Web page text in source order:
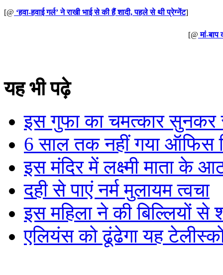
[@ ‘हवा-हवाई गर्ल’ ने राखी भाई से की हैं शादी, पहले से थी प्रेग्नेंट]
[@ मां-
यह भी पढ़े
इस गुफा का चमत्कार सुनकर
6 साल तक नहीं गया ऑफिस
इस मंदिर में लक्ष्मी माता के
दही से पाएं नर्म मुलायम त्वचा
इस महिला ने की बिल्लियों से
एलियंस को ढूंढेगा यह